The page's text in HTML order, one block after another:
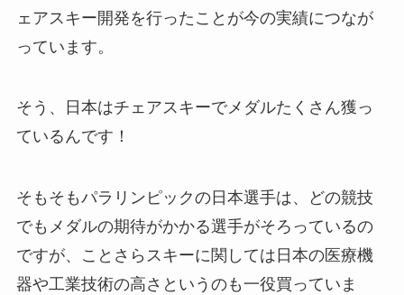
ェアスキー開発を行ったことが今の実績につなが
っています。
そう、日本はチェアスキーでメダルたくさん獲っ
ているんです！
そもそもパラリンピックの日本選手は、どの競技
でもメダルの期待がかかる選手がそろっているの
ですが、ことさらスキーに関しては日本の医療機
器や工業技術の高さというのも一役買っていま